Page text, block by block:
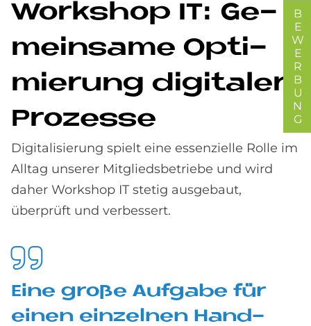
Work­s­hop IT: Ge­
mein­same Op­ti­
mie­rung di­gi­ta­ler
Pro­zes­se
Digitalisierung spielt eine essenzielle Rolle im
Alltag unserer Mitgliedsbetriebe und wird
daher Workshop IT stetig ausgebaut,
überprüft und verbessert.
Eine große Auf­ga­be für
einen ein­zel­nen Hand­
BEWERBUNG